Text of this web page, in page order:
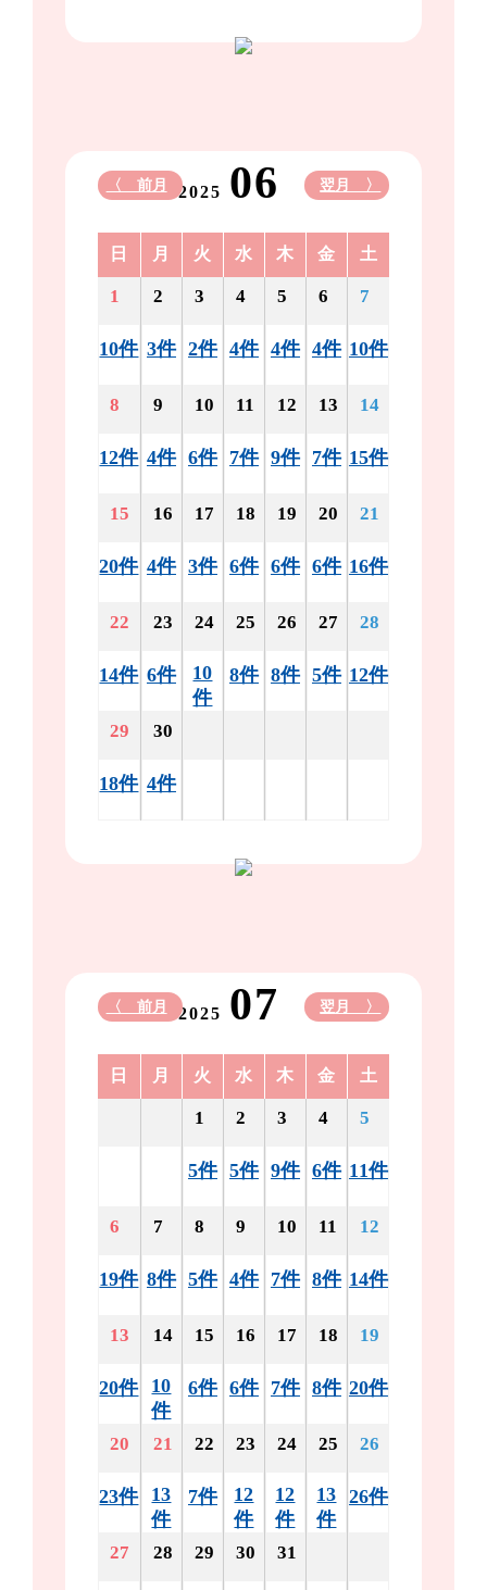
2025 06
〈 前月 翌月 〉
日 月 火 水 木 金 土
1
10件
2
3件
3
2件
4
4件
5
4件
6
4件
7
10件
8
12件
9
4件
10
6件
11
7件
12
9件
13
7件
14
15件
15
20件
16
4件
17
3件
18
6件
19
6件
20
6件
21
16件
22
14件
23
6件
24
10
件
25
8件
26
8件
27
5件
28
12件
29
18件
30
4件
2025 07
〈 前月 翌月 〉
日 月 火 水 木 金 土
1
5件
2
5件
3
9件
4
6件
5
11件
6
19件
7
8件
8
5件
9
4件
10
7件
11
8件
12
14件
13
20件
14
10
件
15
6件
16
6件
17
7件
18
8件
19
20件
20
23件
21
13
件
22
7件
23
12
件
24
12
件
25
13
件
26
26件
27 28 29 30 31